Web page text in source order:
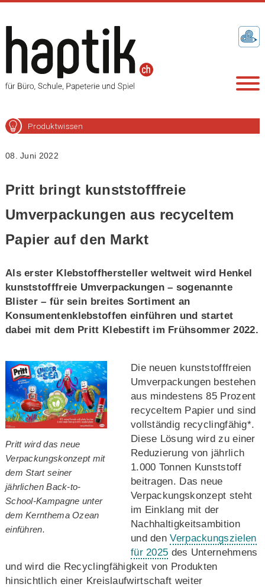
Produktwissen
08. Juni 2022
Pritt bringt kunststofffreie
Umverpackungen aus recyceltem
Papier auf den Markt
Als erster Klebstoffhersteller weltweit wird Henkel
kunststofffreie Umverpackungen – sogenannte
Blister – für sein breites Sortiment an
Konsumentenklebstoffen einführen und startet
dabei mit dem Pritt Klebestift im Frühsommer 2022.
Pritt wird das neue
Verpackungskonzept mit
dem Start seiner
jährlichen Back-to-
School-Kampagne unter
dem Kernthema Ozean
einführen.
Die neuen kunststofffreien
Umverpackungen bestehen
aus mindestens 85 Prozent
recyceltem Papier und sind
vollständig recyclingfähig*.
Diese Lösung wird zu einer
Reduzierung von jährlich
1.000 Tonnen Kunststoff
beitragen. Das neue
Verpackungskonzept steht
im Einklang mit der
Nachhaltigkeitsambition
und denVerpackungszielen
für 2025 des Unternehmens
und wird die Recyclingfähigkeit von Produkten
hinsichtlich einer Kreislaufwirtschaft weiter